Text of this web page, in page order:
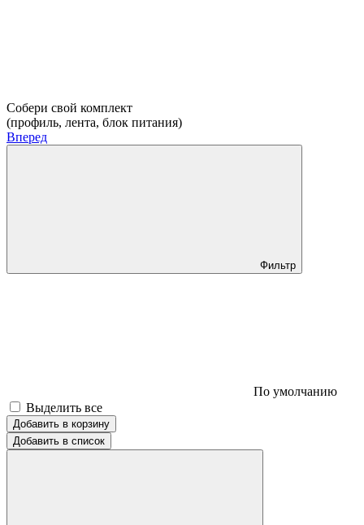
Собери свой комплект
(профиль, лента, блок питания)
Вперед
Фильтр
По умолчанию
Выделить все
Добавить в корзину
Добавить в список